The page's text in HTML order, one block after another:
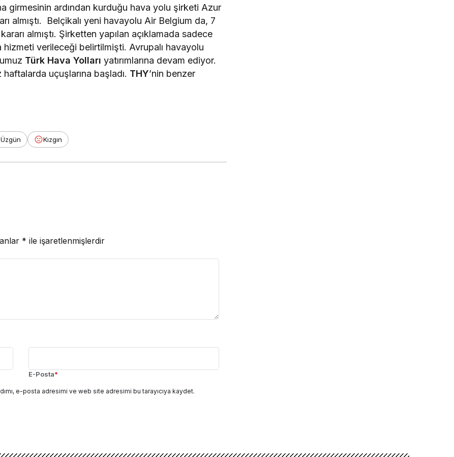
girmesinin ardından kurduğu hava yolu şirketi Azur
almıştı. Belçikalı yeni havayolu Air Belgium da, 7
almıştı. Şirketten yapılan açıklamada sadece
verileceği belirtilmişti. Avrupalı havayolu
Türk Hava Yolları yatırımlarına devam ediyor.
uçuşlarına başladı. THY’nin benzer
Üzgün Kızgın
* ile işaretlenmişlerdir
E-Posta*
e-posta adresimi ve web site adresimi bu tarayıcıya kaydet.